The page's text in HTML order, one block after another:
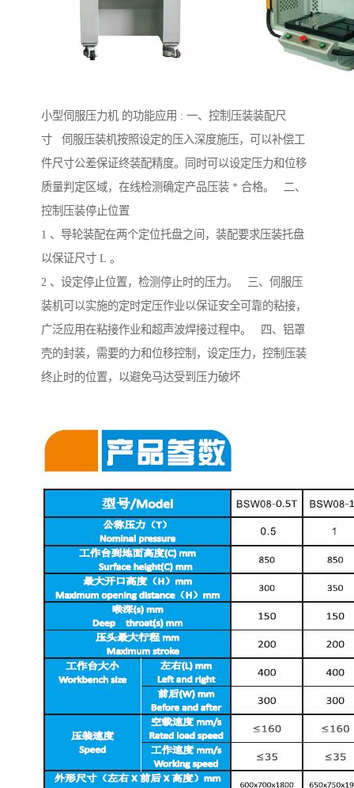
小型伺服压力机 的功能应用 : 一、控制压装装配尺
寸 伺服压装机按照设定的压入深度施压，可以补偿工
件尺寸公差保证终装配精度。同时可以设定压力和位移
质量判定区域，在线检测确定产品压装 * 合格。 二、
控制压装停止位置
1 、导轮装配在两个定位托盘之间，装配要求压装托盘
以保证尺寸 L 。
2 、设定停止位置，检测停止时的压力。 三、伺服压
装机可以实施的定时定压作业以保证安全可靠的粘接，
广泛应用在粘接作业和超声波焊接过程中。 四、铝罩
壳的封装，需要的力和位移控制，设定压力，控制压装
终止时的位置，以避免马达受到压力破坏